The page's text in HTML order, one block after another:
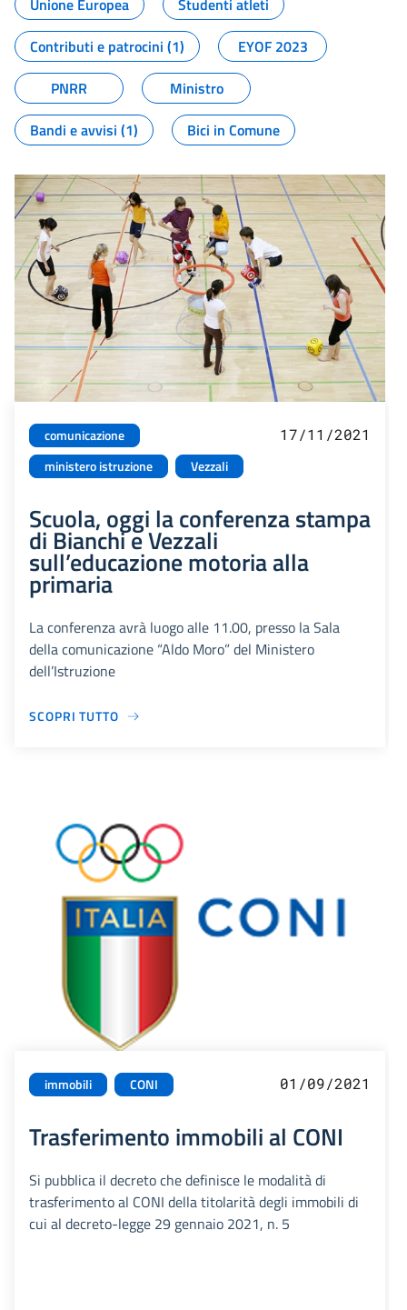
Unione Europea
Studenti atleti
Contributi e patrocini (1)
EYOF 2023
PNRR
Ministro
Bandi e avvisi (1)
Bici in Comune
comunicazione
ministero istruzione
Vezzali
17/11/2021
Scuola, oggi la conferenza stampa
di Bianchi e Vezzali
sull’educazione motoria alla
primaria
La conferenza avrà luogo alle 11.00, presso la Sala
della comunicazione “Aldo Moro” del Ministero
dell’Istruzione
SCOPRI TUTTO
immobili CONI 01/09/2021
Trasferimento immobili al CONI
Si pubblica il decreto che definisce le modalità di
trasferimento al CONI della titolarità degli immobili di
cui al decreto-legge 29 gennaio 2021, n. 5